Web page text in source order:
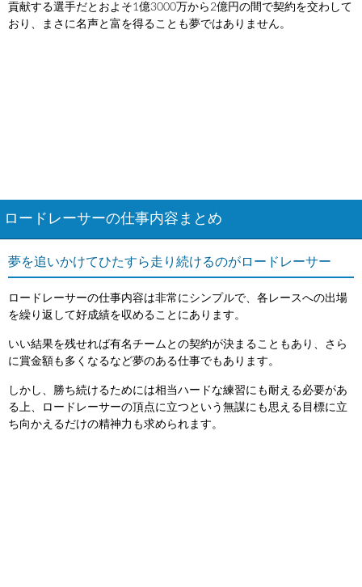
貢献する選手だとおよそ1億3000万から2億円の間で契約を交わして
おり、まさに名声と富を得ることも夢ではありません。
ロードレーサーの仕事内容まとめ
夢を追いかけてひたすら走り続けるのがロードレーサー
ロードレーサーの仕事内容は非常にシンプルで、各レースへの出場
を繰り返して好成績を収めることにあります。
いい結果を残せれば有名チームとの契約が決まることもあり、さら
に賞金額も多くなるなど夢のある仕事でもあります。
しかし、勝ち続けるためには相当ハードな練習にも耐える必要があ
る上、ロードレーサーの頂点に立つという無謀にも思える目標に立
ち向かえるだけの精神力も求められます。